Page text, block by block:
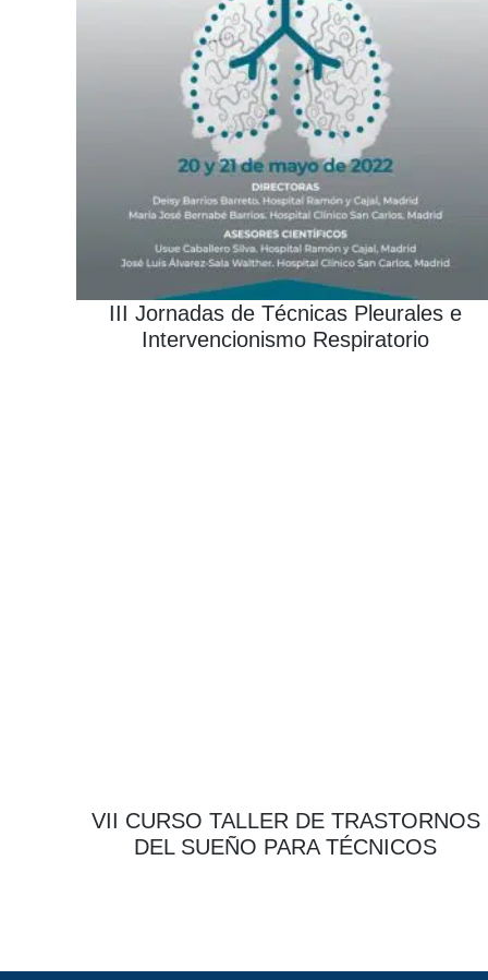
III Jornadas de Técnicas Pleurales e
Intervencionismo Respiratorio
VII CURSO TALLER DE TRASTORNOS
DEL SUEÑO PARA TÉCNICOS